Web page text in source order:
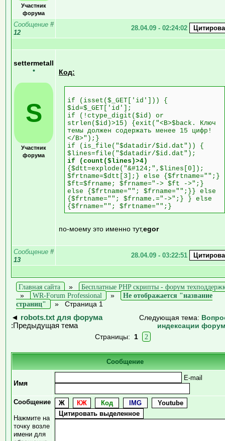
Участник
форума
Сообщение #
12
28.04.09 - 02:24:02
settermetall
•
S
Участник
форума
Код:
if (isset($_GET['id'])) {
$id=$_GET['id'];
if (!ctype_digit($id) or
strlen($id)>15) {exit("<B>$back. Ключ
темы должен содержать менее 15 цифр!
</B>");}
if (is_file("$datadir/$id.dat")) {
$lines=file("$datadir/$id.dat");
if (count($lines)>4)
{$dtt=explode("&#124;",$lines[0]);
$frtname=$dtt[3];} else {$frtname="";}
$ft=$frname; $frname="-> $ft ->";}
else {$frtname=""; $frname="";}} else
{$frtname=""; $frname.="->";} } else
{$frname=""; $frtname="";}
по-моему это именно тут,egor
Сообщение #
13
28.04.09 - 03:22:51
Главная сайта »
Бесплатные PHP скрипты - форум
»
WR-Forum Professional »
Не отображается "название
страниц"
» Страница 1
◄ robots.txt для форума
:Предыдущая тема
Следующая тема:
индексации
Страницы: 1 2
Сообщение
Имя
E-mail
Сообщение
Нажмите на
точку возле
имени для